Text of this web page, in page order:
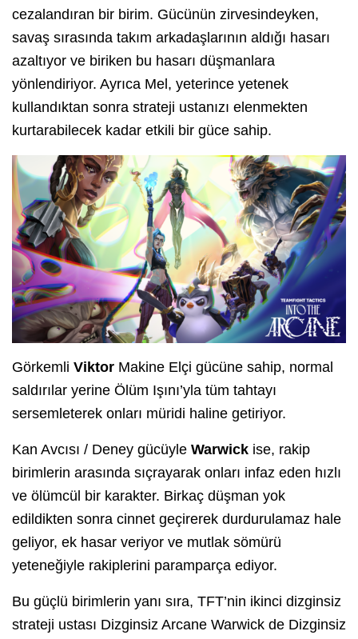
cezalandıran bir birim. Gücünün zirvesindeyken,
savaş sırasında takım arkadaşlarının aldığı hasarı
azaltıyor ve biriken bu hasarı düşmanlara
yönlendiriyor. Ayrıca Mel, yeterince yetenek
kullandıktan sonra strateji ustanızı elenmekten
kurtarabilecek kadar etkili bir güce sahip.
Görkemli Viktor Makine Elçi gücüne sahip, normal
saldırılar yerine Ölüm Işını’yla tüm tahtayı
sersemleterek onları müridi haline getiriyor.
Kan Avcısı / Deney gücüyle Warwick ise, rakip
birimlerin arasında sıçrayarak onları infaz eden hızlı
ve ölümcül bir karakter. Birkaç düşman yok
edildikten sonra cinnet geçirerek durdurulamaz hale
geliyor, ek hasar veriyor ve mutlak sömürü
yeteneğiyle rakiplerini paramparça ediyor.
Bu güçlü birimlerin yanı sıra, TFT’nin ikinci dizginsiz
strateji ustası Dizginsiz Arcane Warwick de Dizginsiz